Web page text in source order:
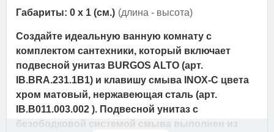
Габариты: 0 x 1 (см.) (длина - высота)
Создайте идеальную ванную комнату с
комплектом сантехники, который включает
подвесной унитаз BURGOS ALTO (арт.
IB.BRA.231.1B1) и клавишу смыва INOX-C цвета
хром матовый, нержавеющая сталь (арт.
IB.B011.003.002 ). Подвесной унитаз с
безободковой системой смыва выполнен из